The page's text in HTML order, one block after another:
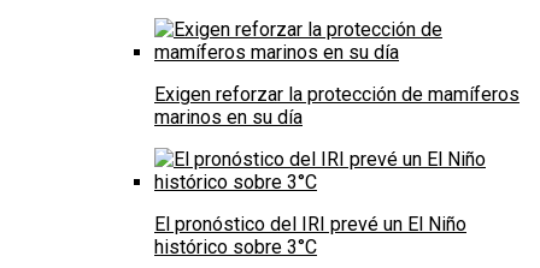
Exigen reforzar la protección de mamíferos
marinos en su día
El pronóstico del IRI prevé un El Niño
histórico sobre 3°C